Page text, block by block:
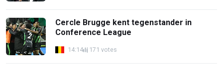
Cercle Brugge kent tegenstander in
Conference League
14:14 171 votes